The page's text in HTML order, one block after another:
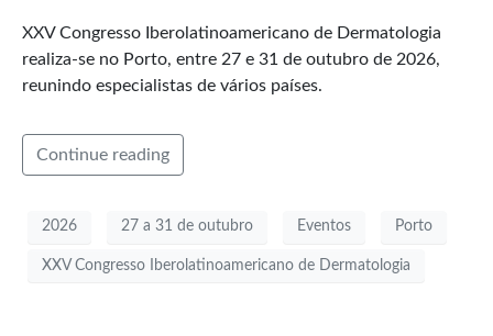
XXV Congresso Iberolatinoamericano de Dermatologia
realiza-se no Porto, entre 27 e 31 de outubro de 2026,
reunindo especialistas de vários países.
Continue reading
2026 27 a 31 de outubro Eventos Porto
XXV Congresso Iberolatinoamericano de Dermatologia